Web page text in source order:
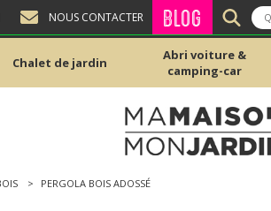
NOUS CONTACTER BLOG
Chalet de jardin
Abri voiture &
camping-car
PERGOLA BOIS ADOSSÉ